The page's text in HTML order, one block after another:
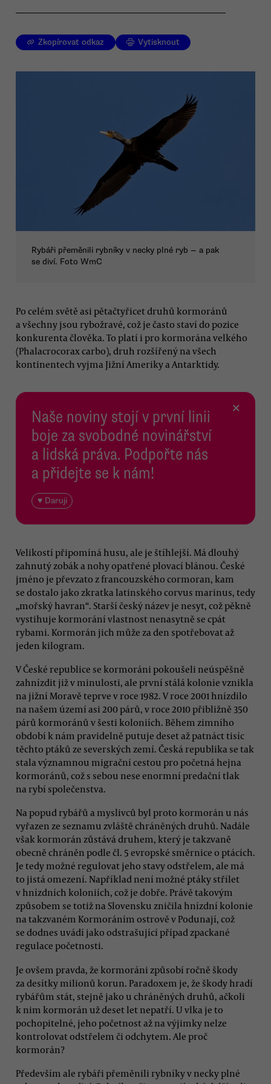
Zkopírovat odkaz Vytisknout
Rybáři přeměnili rybníky v necky plné ryb — a pak
se diví. Foto WmC
Po celém světě asi pětačtyřicet druhů kormoránů
a všechny jsou rybožravé, což je často staví do pozice
konkurenta člověka. To platí i pro kormorána velkého
(Phalacrocorax carbo), druh rozšířený na všech
kontinentech vyjma Jižní Ameriky a Antarktidy.
Naše noviny stojí v první linii
boje za svobodné novinářství
a lidská práva. Podpořte nás
a přidejte se k nám!
♥ Daruji
×
Velikostí připomíná husu, ale je štíhlejší. Má dlouhý
zahnutý zobák a nohy opatřené plovací blánou. České
jméno je převzato z francouzského cormoran, kam
se dostalo jako zkratka latinského corvus marinus, tedy
„mořský havran“. Starší český název je nesyt, což pěkně
vystihuje kormorání vlastnost nenasytně se cpát
rybami. Kormorán jich může za den spotřebovat až
jeden kilogram.
V České republice se kormoráni pokoušeli neúspěšně
zahnízdit již v minulosti, ale první stálá kolonie vznikla
na jižní Moravě teprve v roce 1982. V roce 2001 hnízdilo
na našem území asi 200 párů, v roce 2010 přibližně 350
párů kormoránů v šesti koloniích. Během zimního
období k nám pravidelně putuje deset až patnáct tisíc
těchto ptáků ze severských zemí. Česká republika se tak
stala významnou migrační cestou pro početná hejna
kormoránů, což s sebou nese enormní predační tlak
na rybí společenstva.
Na popud rybářů a myslivců byl proto kormorán u nás
vyřazen ze seznamu zvláště chráněných druhů. Nadále
však kormorán zůstává druhem, který je takzvaně
obecně chráněn podle čl. 5 evropské směrnice o ptácích.
Je tedy možné regulovat jeho stavy odstřelem, ale má
to jistá omezení. Například není možné ptáky střílet
v hnízdních koloniích, což je dobře. Právě takovým
způsobem se totiž na Slovensku zničila hnízdní kolonie
na takzvaném Kormoráním ostrově v Podunají, což
se dodnes uvádí jako odstrašující případ zpackané
regulace početnosti.
Je ovšem pravda, že kormoráni způsobí ročně škody
za desítky milionů korun. Paradoxem je, že škody hradí
rybářům stát, stejně jako u chráněných druhů, ačkoli
k nim kormorán už deset let nepatří. U vlka je to
pochopitelné, jeho početnost až na výjimky nelze
kontrolovat odstřelem či odchytem. Ale proč
kormorán?
Především ale rybáři přeměnili rybníky v necky plné